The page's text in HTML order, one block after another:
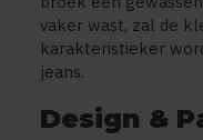
vaker wast, zal de
karakteristieker
jeans.
Design &